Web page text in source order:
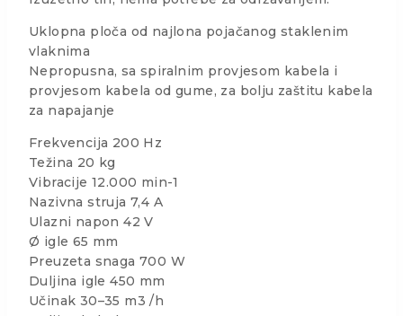
Uklopna ploča od najlona pojačanog staklenim
vlaknima
Nepropusna, sa spiralnim provjesom kabela i
provjesom kabela od gume, za bolju zaštitu kabela
za napajanje
Frekvencija 200 Hz
Težina 20 kg
Vibracije 12.000 min-1
Nazivna struja 7,4 A
Ulazni napon 42 V
Ø igle 65 mm
Preuzeta snaga 700 W
Duljina igle 450 mm
Učinak 30–35 m3 /h